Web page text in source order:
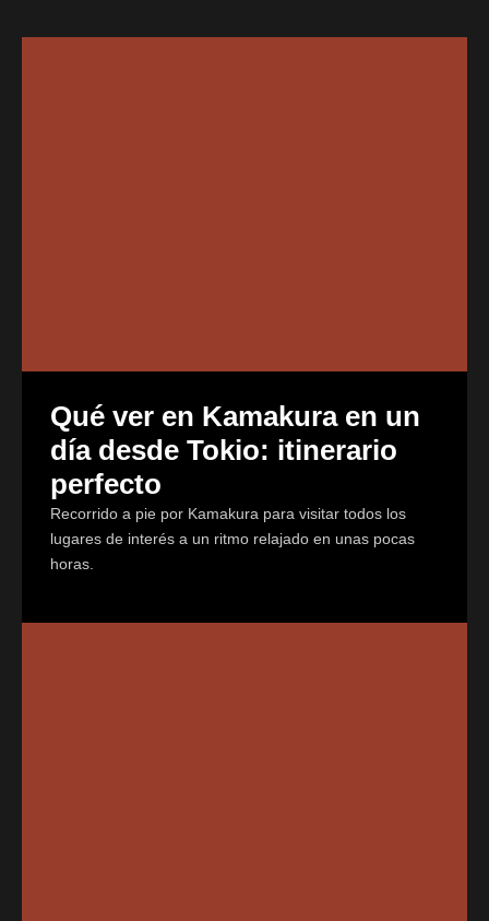
Qué ver en Kamakura en un
día desde Tokio: itinerario
perfecto
Recorrido a pie por Kamakura para visitar todos los
lugares de interés a un ritmo relajado en unas pocas
horas.